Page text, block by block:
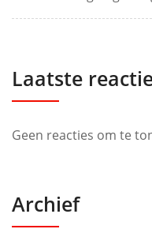
Laatste
Geen reacties om te
Archief